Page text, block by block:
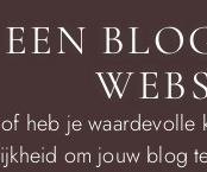
heb je
om jouw blog